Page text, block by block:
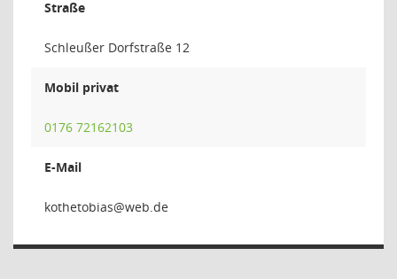
Straße
Schleußer Dorfstraße 12
Mobil privat
0176 72162103
E-Mail
saibo